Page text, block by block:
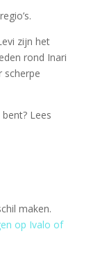
zijn het
rond Inari
scherpe
Lees
maken.
op Ivalo of